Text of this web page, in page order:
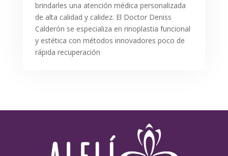
brindarles una atención médica personalizada
de alta calidad y calidez. El Doctor Deniss
Calderón se especializa en rinoplastia funcional
y estética con métodos innovadores poco de
rápida recuperación